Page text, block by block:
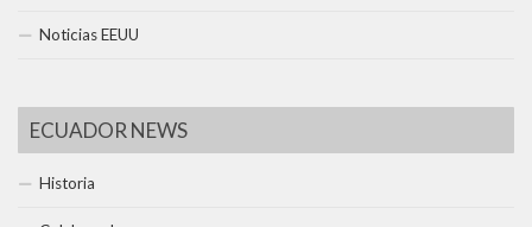
Noticias EEUU
ECUADOR NEWS
Historia